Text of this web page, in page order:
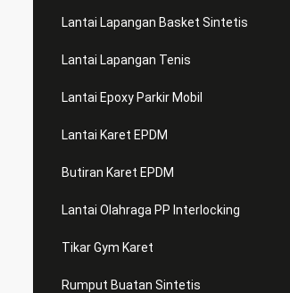
Lantai Lapangan Basket Sintetis
Lantai Lapangan Tenis
Lantai Epoxy Parkir Mobil
Lantai Karet EPDM
Butiran Karet EPDM
Lantai Olahraga PP Interlocking
Tikar Gym Karet
Rumput Buatan Sintetis